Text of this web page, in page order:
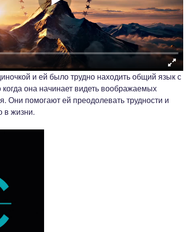
и ей было трудно находить общий язык с
она начинает видеть воображаемых
Они помогают ей преодолевать трудности и
в жизни.